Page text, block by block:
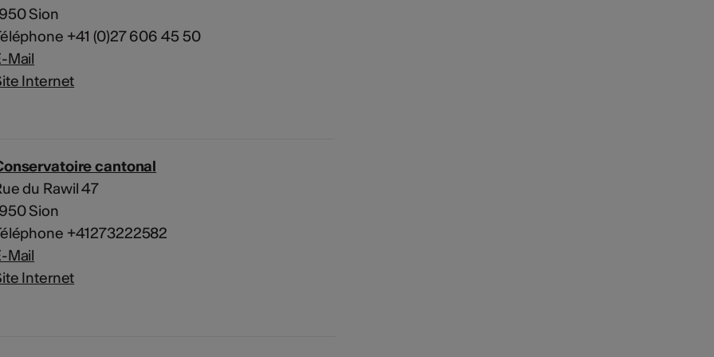
Sion
+41 (0)27 606 45 50
Mail
Internet
cantonal
du Rawil 47
Sion
+41273222582
Mail
Internet